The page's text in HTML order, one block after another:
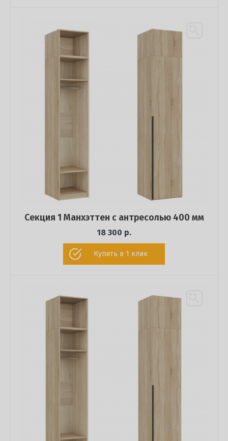
Секция 1 Манхэттен с антресолью 400 мм
18 300 р.
Купить в 1 клик